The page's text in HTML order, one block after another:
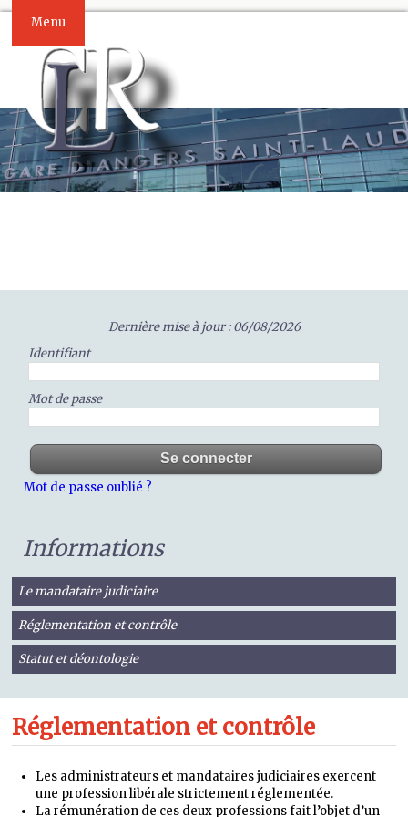
Menu
Dernière mise à jour : 06/08/2026
Identifiant
Mot de passe
Mot de passe oublié ?
Informations
Le mandataire judiciaire
Réglementation et contrôle
Statut et déontologie
Réglementation et contrôle
Les administrateurs et mandataires judiciaires exercent
une profession libérale strictement réglementée.
La rémunération de ces deux professions fait l’objet d’un